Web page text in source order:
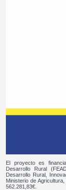
El proyecto es
Desarrollo Rural
Desarrollo Rural,
Ministerio de
562.281,83€.